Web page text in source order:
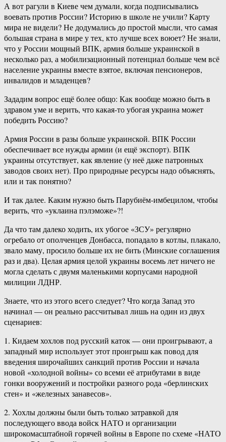
А вот рагули в Киеве чем думали, когда подписывались
воевать против России? Историю в школе не учили? Карту
мира не видели? Не додумались до простой мысли, что самая
большая страна в мире у тех, кто лучше всех воюет? Не знали,
что у России мощный ВПК, армия больше украинской в
несколько раз, а мобилизационный потенциал больше чем всё
население украины вместе взятое, включая пенсионеров,
инвалидов и младенцев?
Зададим вопрос ещё более общо: Как вообще можно быть в
здравом уме и верить, что какая-то убогая украина может
победить Россию?
Армия России в разы больше украинской. ВПК России
обеспечивает все нужды армии (и ещё экспорт). ВПК
украины отсутствует, как явление (у неё даже патронных
заводов своих нет). Про природные ресурсы надо объяснять,
или и так понятно?
И так далее. Каким нужно быть Парубиём-имбецилом, чтобы
верить, что «уклаина пэлэможе»?!
Да что там далеко ходить, их убогое «ЗСУ» регулярно
огребало от ополченцев Донбасса, попадало в котлы, плакало,
звало маму, просило больше их не бить (Минские соглашения
раз и два). Целая армия целой украины восемь лет ничего не
могла сделать с двумя маленькими корпусами народной
милиции ЛДНР.
Знаете, что из этого всего следует? Что когда Запад это
начинал — он реально рассчитывал лишь на один из двух
сценариев:
1. Кидаем хохлов под русский каток — они проигрывают, а
западный мир использует этот проигрыш как повод для
введения широчайших санкций против России и начала
новой «холодной войны» со всеми её атрибутами в виде
гонки вооружений и постройки разного рода «берлинских
стен» и «железных занавесов».
2. Хохлы должны были быть только затравкой для
последующего ввода войск НАТО и организации
широкомасштабной горячей войны в Европе по схеме «НАТО